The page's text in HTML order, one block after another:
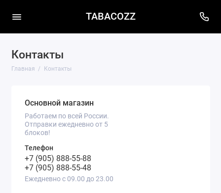
TABACOZZ
Контакты
Главная Контакты
Основной магазин
Работаем по всей России.
Отправки ежедневно от 5
блоков!
Телефон
+7 (905) 888-55-88
+7 (905) 888-55-48
Ежедневно с 09.00 до 23.00